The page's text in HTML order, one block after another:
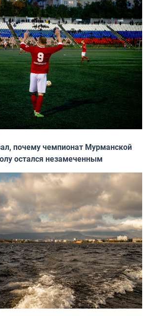
почему чемпионат Мурманской
остался незамеченным